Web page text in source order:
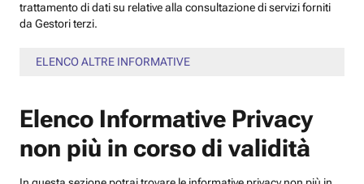
trattamento di dati su relative alla consultazione di servizi forniti
da Gestori terzi.
ELENCO ALTRE INFORMATIVE
Elenco Informative Privacy
non più in corso di validità